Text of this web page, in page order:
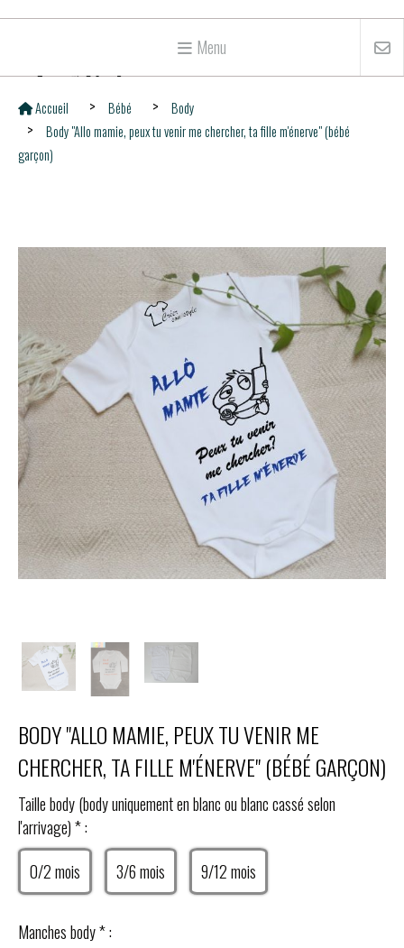
Menu
Accueil Bébé
Body
Body "Allo mamie, peux tu venir me chercher, ta fille m'énerve" (bébé
garçon)
BODY "ALLO MAMIE, PEUX TU VENIR ME
CHERCHER, TA FILLE M'ÉNERVE" (BÉBÉ GARÇON)
Taille body (body uniquement en blanc ou blanc cassé selon
l'arrivage)*:
0/2 mois
3/6 mois 9/12 mois
Manches body*: